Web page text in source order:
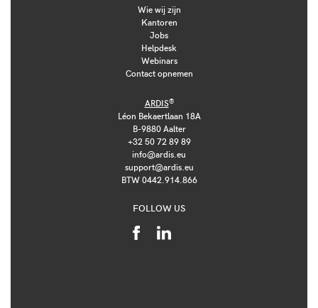
Wie wij zijn
Kantoren
Jobs
Helpdesk
Webinars
Contact opnemen
ARDIS®
Léon Bekaertlaan 18A
B-9880 Aalter
+32 50 72 89 89
info@ardis.eu
support@ardis.eu
BTW 0442.914.866
FOLLOW US